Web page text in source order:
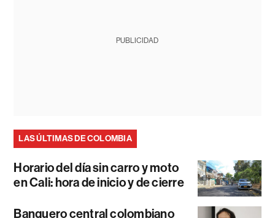
PUBLICIDAD
LAS ÚLTIMAS DE COLOMBIA
Horario del día sin carro y moto
en Cali: hora de inicio y de cierre
Banquero central colombiano